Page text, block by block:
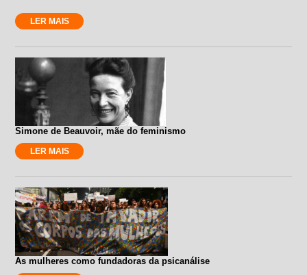
LER MAIS
Simone de Beauvoir, mãe do feminismo
LER MAIS
As mulheres como fundadoras da psicanálise